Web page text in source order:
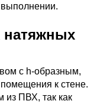
натяжных
с h-образным,
к стене.
из ПВХ, так как